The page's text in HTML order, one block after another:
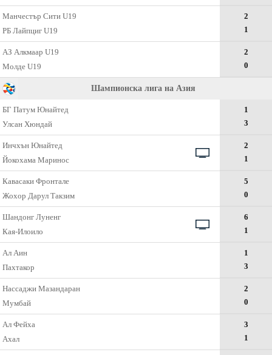
Манчестър Сити U19
РБ Лайпциг U19
2
1
АЗ Алкмаар U19
Молде U19
2
0
Шампионска лига на Азия
БГ Патум Юнайтед
Улсан Хюндай
1
3
Инчхън Юнайтед
Йокохама Маринос
2
1
Кавасаки Фронтале
Жохор Дарул Такзим
5
0
Шандонг Лунeнг
Кая-Илоило
6
1
Ал Аин
Пахтакор
1
3
Нассаджи Мазандаран
Мумбай
2
0
Ал Фейха
Ахал
3
1